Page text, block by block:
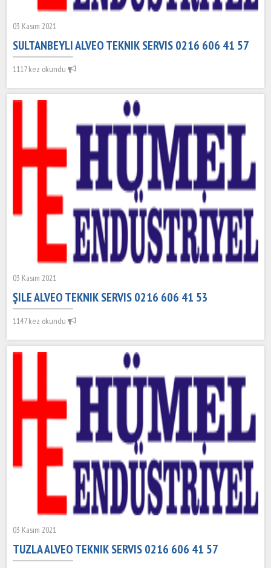
03 Kasım 2021
SULTANBEYLI ALVEO TEKNIK SERVIS 0216 606 41 57
1117 kez okundu
03 Kasım 2021
ŞILE ALVEO TEKNIK SERVIS 0216 606 41 53
1147 kez okundu
03 Kasım 2021
TUZLA ALVEO TEKNIK SERVIS 0216 606 41 57